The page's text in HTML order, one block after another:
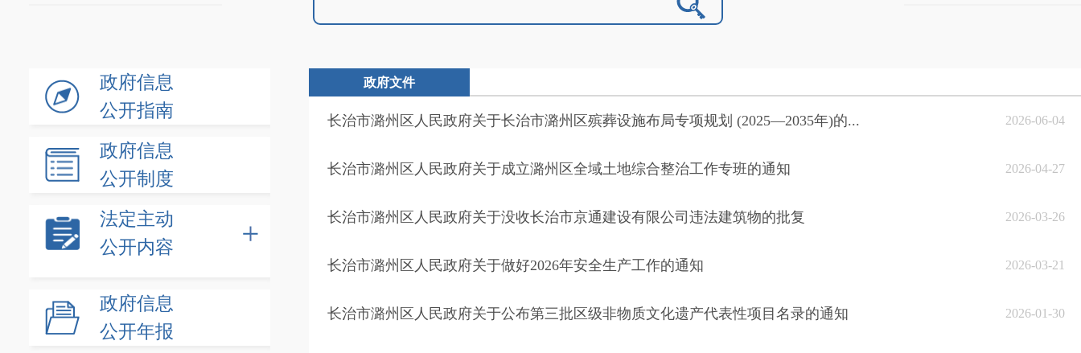
政府信息
公开指南
政府信息
公开制度
法定主动
公开内容
政府信息
公开年报
政府文件
长治市潞州区人民政府关于长治市潞州区殡葬设施布局专项规划 (2025—2035年)的... 2026-06-04
长治市潞州区人民政府关于成立潞州区全域土地综合整治工作专班的通知 2026-04-27
长治市潞州区人民政府关于没收长治市京通建设有限公司违法建筑物的批复 2026-03-26
长治市潞州区人民政府关于做好2026年安全生产工作的通知 2026-03-21
长治市潞州区人民政府关于公布第三批区级非物质文化遗产代表性项目名录的通知 2026-01-30